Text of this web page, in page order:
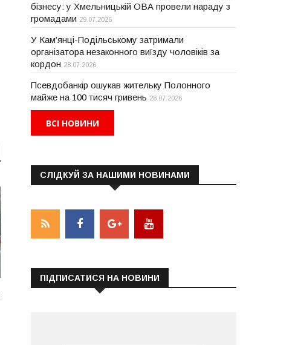
У Хмельницькому районі
бізнесу: у Хмельницькій ОВА провели нараду з
громадами 29.07.2026
У Кам’янці-Подільському затримали
організатора незаконного виїзду чоловіків за
кордон 28.07.2026
Псевдобанкір ошукав жительку Полонного
майже на 100 тисяч гривень 28.07.2026
ВСІ НОВИНИ
СЛІДКУЙ ЗА НАШИМИ НОВИНАМИ
ПІДПИСАТИСЯ НА НОВИНИ